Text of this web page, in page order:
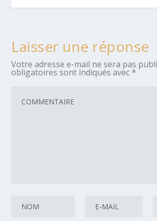
Laisser une réponse
Votre adresse e-mail ne sera pas
obligatoires sont indiqués avec *